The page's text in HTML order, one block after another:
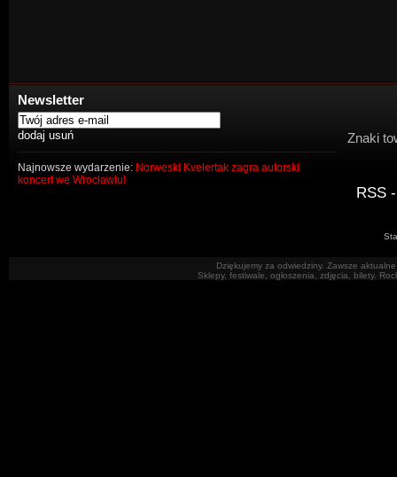
Newsletter
Najnowsze wydarzenie: Norweski Kvelertak zagra autorski
koncert we Wrocławiu!
Znaki
RSS
Dziękujemy za odwiedziny. Zawsze
Sklepy, festiwale, ogłoszenia, zdjęcia, bilety.